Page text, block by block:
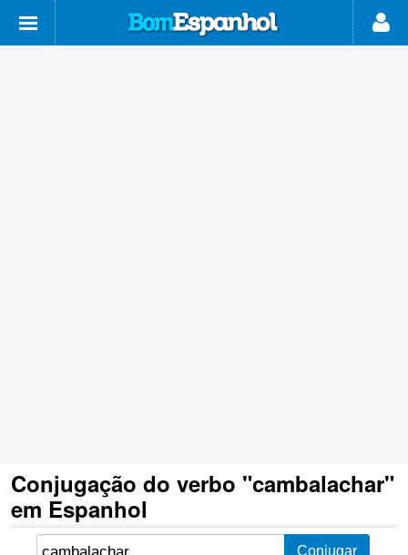
Conjugação do verbo "cambalachar"
em Espanhol